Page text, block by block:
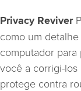
Privacy Reviver
como um
computador
você a corrigi-los
protege contra